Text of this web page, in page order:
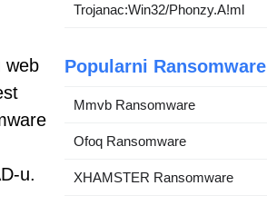
web
u.
Trojanac:Win32/Phonzy.A!ml
Popularni Ransomware
Mmvb Ransomware
Ofoq Ransomware
XHAMSTER Ransomware